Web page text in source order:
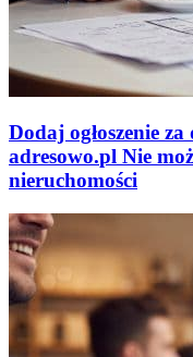
Dodaj ogłoszenie
adresowo.pl Nie
nieruchomości